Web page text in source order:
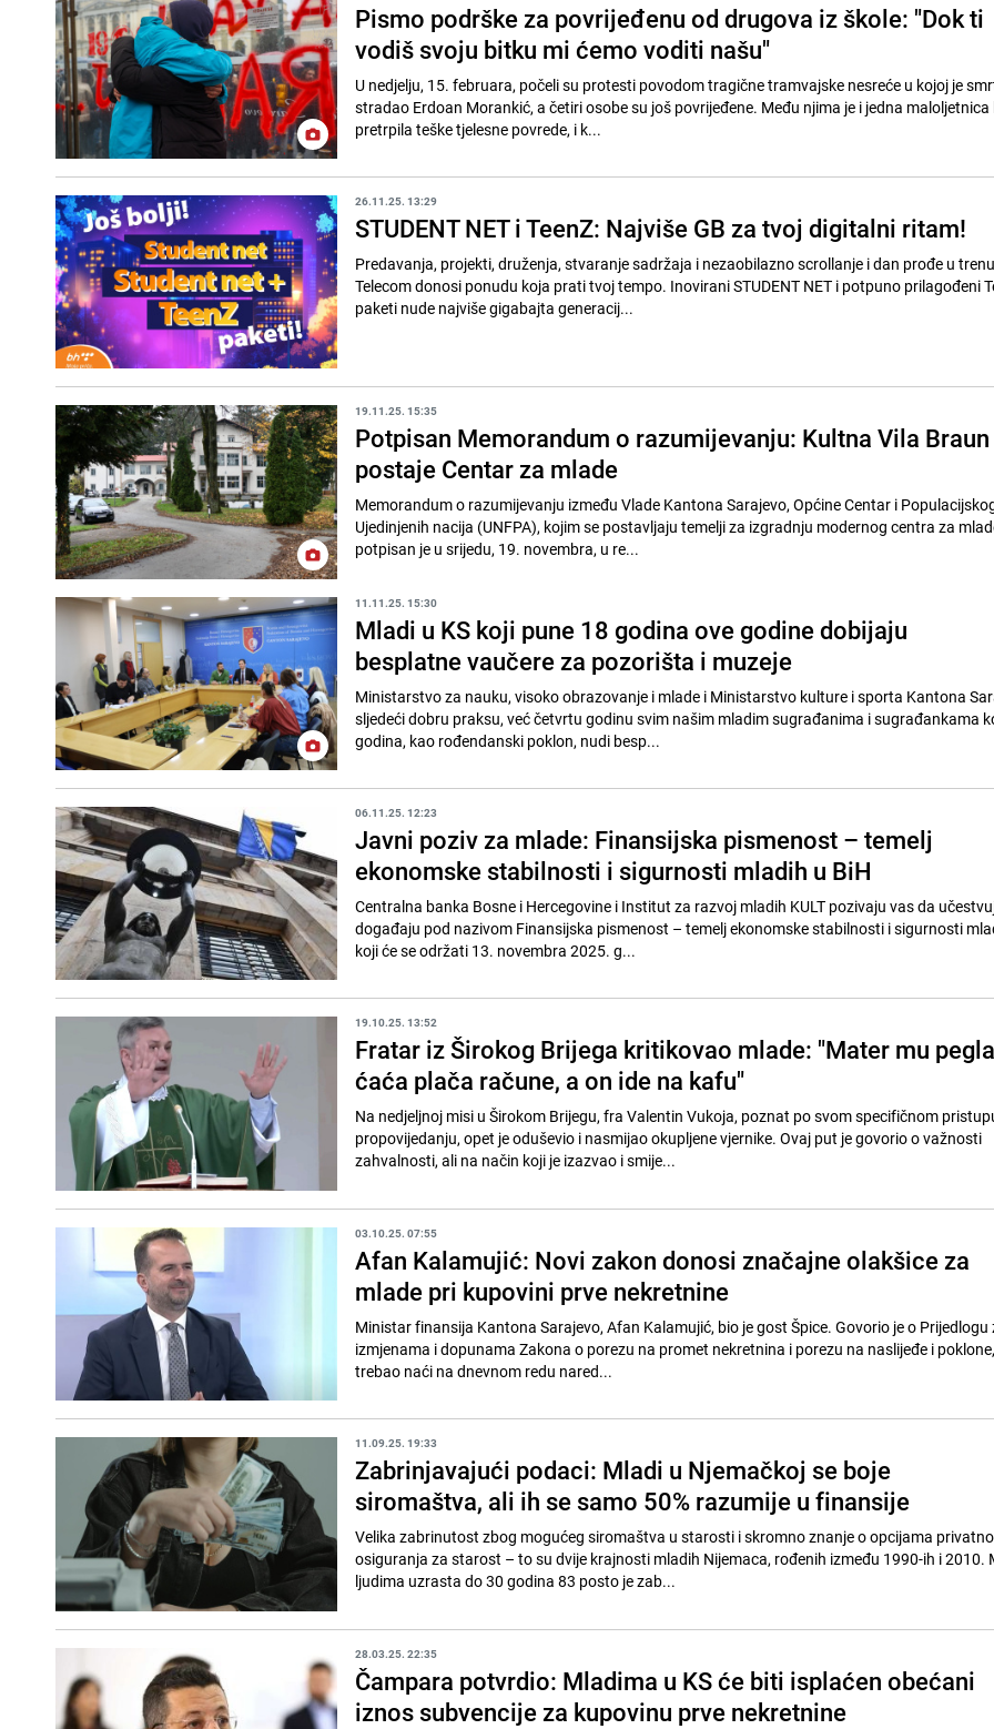
Pismo podrške za povrijeđenu od drugova iz škole: "Dok ti
vodiš svoju bitku mi ćemo voditi našu"
U nedjelju, 15. februara, počeli su protesti povodom tragične tramvajske nesreće u kojoj je
stradao Erdoan Morankić, a četiri osobe su još povrijeđene. Među njima je i jedna maloljetnica
pretrpila teške tjelesne povrede, i k...
26.11.25. 13:29
STUDENT NET i TeenZ: Najviše GB za tvoj digitalni ritam!
Predavanja, projekti, druženja, stvaranje sadržaja i nezaobilazno scrollanje i dan prođe u
Telecom donosi ponudu koja prati tvoj tempo. Inovirani STUDENT NET i potpuno prilagođeni
paketi nude najviše gigabajta generacij...
19.11.25. 15:35
Potpisan Memorandum o razumijevanju: Kultna Vila Braun
postaje Centar za mlade
Memorandum o razumijevanju između Vlade Kantona Sarajevo, Općine Centar i
Ujedinjenih nacija (UNFPA), kojim se postavljaju temelji za izgradnju modernog centra za
potpisan je u srijedu, 19. novembra, u re...
11.11.25. 15:30
Mladi u KS koji pune 18 godina ove godine dobijaju
besplatne vaučere za pozorišta i muzeje
Ministarstvo za nauku, visoko obrazovanje i mlade i Ministarstvo kulture i sporta Kantona
sljedeći dobru praksu, već četvrtu godinu svim našim mladim sugrađanima i sugrađankama
godina, kao rođendanski poklon, nudi besp...
06.11.25. 12:23
Javni poziv za mlade: Finansijska pismenost – temelj
ekonomske stabilnosti i sigurnosti mladih u BiH
Centralna banka Bosne i Hercegovine i Institut za razvoj mladih KULT pozivaju vas da
događaju pod nazivom Finansijska pismenost – temelj ekonomske stabilnosti i sigurnosti
koji će se održati 13. novembra 2025. g...
19.10.25. 13:52
Fratar iz Širokog Brijega kritikovao mlade: "Mater mu
ćaća plača račune, a on ide na kafu"
Na nedjeljnoj misi u Širokom Brijegu, fra Valentin Vukoja, poznat po svom specifičnom
propovijedanju, opet je oduševio i nasmijao okupljene vjernike. Ovaj put je govorio o važnosti
zahvalnosti, ali na način koji je izazvao i smije...
03.10.25. 07:55
Afan Kalamujić: Novi zakon donosi značajne olakšice za
mlade pri kupovini prve nekretnine
Ministar finansija Kantona Sarajevo, Afan Kalamujić, bio je gost Špice. Govorio je o Prijedlogu
izmjenama i dopunama Zakona o porezu na promet nekretnina i porezu na naslijeđe i
trebao naći na dnevnom redu nared...
11.09.25. 19:33
Zabrinjavajući podaci: Mladi u Njemačkoj se boje
siromaštva, ali ih se samo 50% razumije u finansije
Velika zabrinutost zbog mogućeg siromaštva u starosti i skromno znanje o opcijama
osiguranja za starost – to su dvije krajnosti mladih Nijemaca, rođenih između 1990-ih i 2010.
ljudima uzrasta do 30 godina 83 posto je zab...
28.03.25. 22:35
Čampara potvrdio: Mladima u KS će biti isplaćen obećani
iznos subvencije za kupovinu prve nekretnine